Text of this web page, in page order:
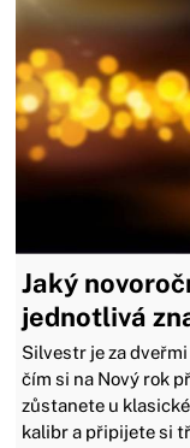
Jaký
jednotlivá
Silvestr je za
čím si na Nový rok
zůstanete u
kalibr a připijete si